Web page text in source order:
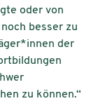
oder von
besser zu
der
zu können.“